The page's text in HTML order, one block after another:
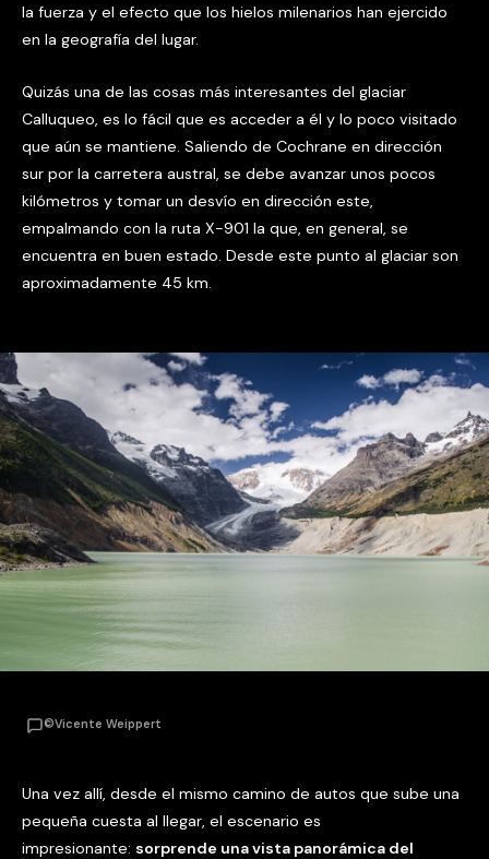
la fuerza y el efecto que los hielos milenarios han ejercido
en la geografía del lugar.
Quizás una de las cosas más interesantes del glaciar
Calluqueo, es lo fácil que es acceder a él y lo poco visitado
que aún se mantiene. Saliendo de Cochrane en dirección
sur por la carretera austral, se debe avanzar unos pocos
kilómetros y tomar un desvío en dirección este,
empalmando con la ruta X-901 la que, en general, se
encuentra en buen estado. Desde este punto al glaciar son
aproximadamente 45 km.
©Vicente Weippert
Una vez allí, desde el mismo camino de autos que sube una
pequeña cuesta al llegar, el escenario es
impresionante: sorprende una vista panorámica del